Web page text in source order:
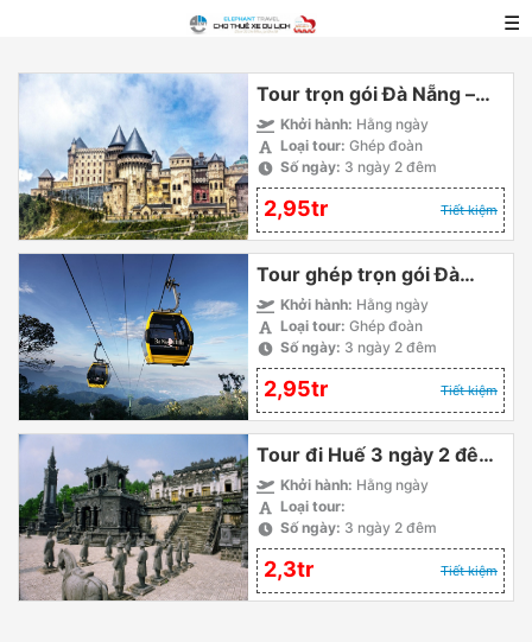
☰
Tour trọn gói Đà Nẵng –
Hội An – Bà Nà – Cù Lao
Chàm 3 ngày 2 đêm
Khởi hành: Hằng ngày
Loại tour: Ghép đoàn
Số ngày: 3 ngày 2 đêm
2,95tr Tiết kiệm
Tour ghép trọn gói Đà
Nẵng – Cù Lao Chàm – Bà
Nà – Huế 3 ngày 2 đêm
Khởi hành: Hằng ngày
Loại tour: Ghép đoàn
Số ngày: 3 ngày 2 đêm
2,95tr Tiết kiệm
Tour đi Huế 3 ngày 2 đêm
– Bạch Mã – La Vang –
Phong Nha
Khởi hành: Hằng ngày
Loại tour:
Số ngày: 3 ngày 2 đêm
2,3tr Tiết kiệm